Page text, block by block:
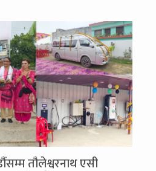
तौलेश्वरनाथ एसी